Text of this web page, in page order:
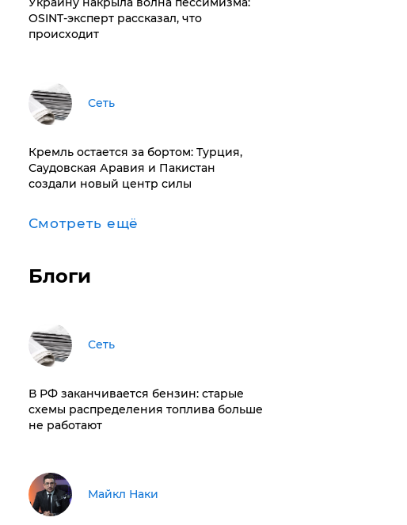
OSINT-эксперт рассказал, что
происходит
Сеть
​Кремль остается за бортом: Турция,
Саудовская Аравия и Пакистан
создали новый центр силы
Смотреть ещё
Блоги
Сеть
​В РФ заканчивается бензин: старые
схемы распределения топлива больше
не работают
Майкл Наки